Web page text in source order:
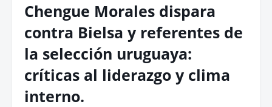
Chengue Morales dispara
contra Bielsa y referentes de
la selección uruguaya:
críticas al liderazgo y clima
interno.